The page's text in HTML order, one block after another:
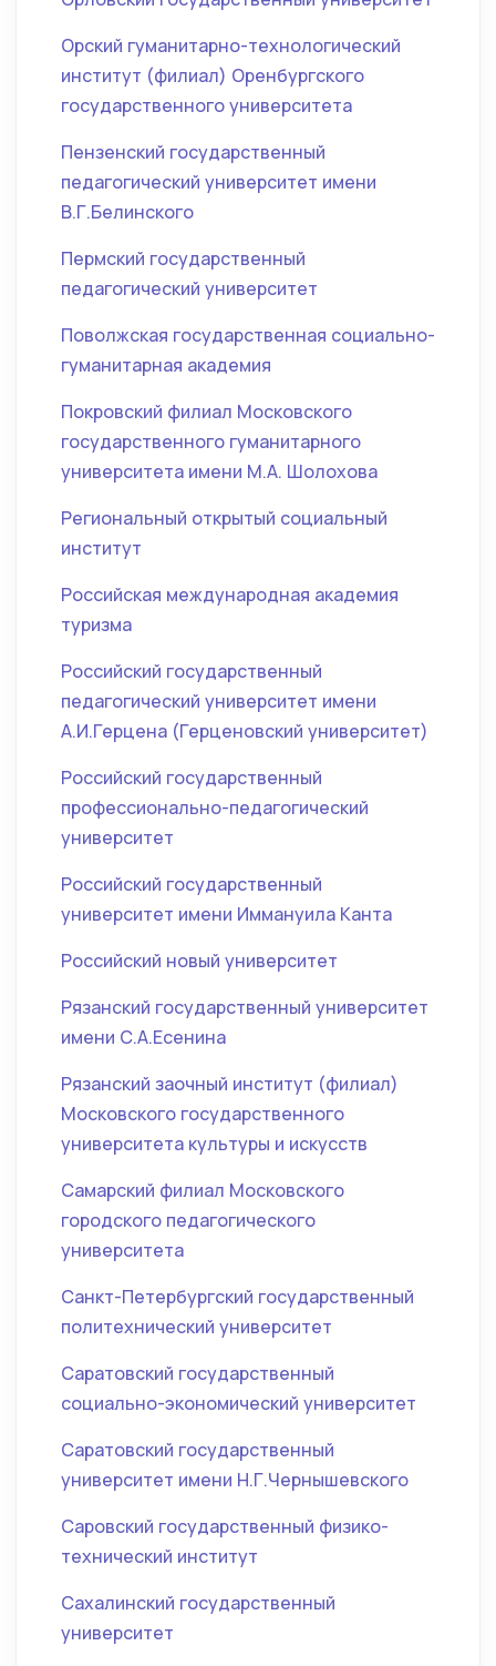
Орский гуманитарно-технологический
институт (филиал) Оренбургского
государственного университета
Пензенский государственный
педагогический университет имени
В.Г.Белинского
Пермский государственный
педагогический университет
Поволжская государственная социально-
гуманитарная академия
Покровский филиал Московского
государственного гуманитарного
университета имени М.А. Шолохова
Региональный открытый социальный
институт
Российская международная академия
туризма
Российский государственный
педагогический университет имени
А.И.Герцена (Герценовский университет)
Российский государственный
профессионально-педагогический
университет
Российский государственный
университет имени Иммануила Канта
Российский новый университет
Рязанский государственный университет
имени С.А.Есенина
Рязанский заочный институт (филиал)
Московского государственного
университета культуры и искусств
Самарский филиал Московского
городского педагогического
университета
Санкт-Петербургский государственный
политехнический университет
Саратовский государственный
социально-экономический университет
Саратовский государственный
университет имени Н.Г.Чернышевского
Саровский государственный физико-
технический институт
Сахалинский государственный
университет